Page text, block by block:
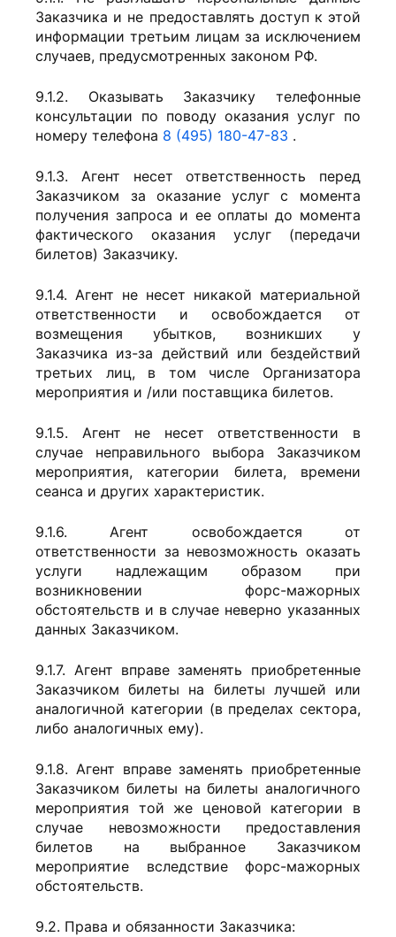
Заказчика и не предоставлять доступ к этой
информации третьим лицам за исключением
случаев, предусмотренных законом РФ.
9.1.2. Оказывать Заказчику телефонные
консультации по поводу оказания услуг по
номеру телефона 8 (495) 180-47-83 .
9.1.3. Агент несет ответственность перед
Заказчиком за оказание услуг с момента
получения запроса и ее оплаты до момента
фактического оказания услуг (передачи
билетов) Заказчику.
9.1.4. Агент не несет никакой материальной
ответственности и освобождается от
возмещения убытков, возникших у
Заказчика из-за действий или бездействий
третьих лиц, в том числе Организатора
мероприятия и /или поставщика билетов.
9.1.5. Агент не несет ответственности в
случае неправильного выбора Заказчиком
мероприятия, категории билета, времени
сеанса и других характеристик.
9.1.6. Агент освобождается от
ответственности за невозможность оказать
услуги надлежащим образом при
возникновении форс-мажорных
обстоятельств и в случае неверно указанных
данных Заказчиком.
9.1.7. Агент вправе заменять приобретенные
Заказчиком билеты на билеты лучшей или
аналогичной категории (в пределах сектора,
либо аналогичных ему).
9.1.8. Агент вправе заменять приобретенные
Заказчиком билеты на билеты аналогичного
мероприятия той же ценовой категории в
случае невозможности предоставления
билетов на выбранное Заказчиком
мероприятие вследствие форс-мажорных
обстоятельств.
9.2. Права и обязанности Заказчика: